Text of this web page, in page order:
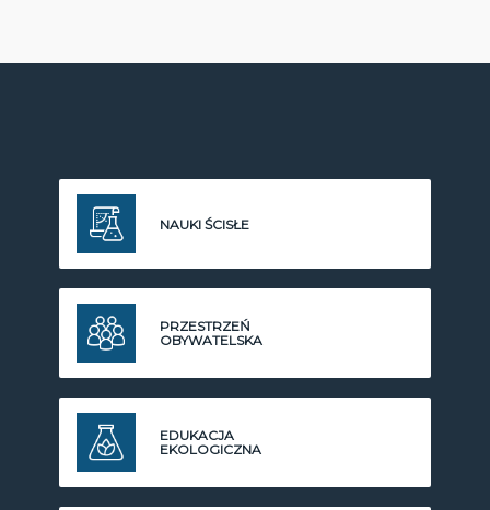
NAUKI ŚCISŁE
PRZESTRZEŃ
OBYWATELSKA
EDUKACJA
EKOLOGICZNA